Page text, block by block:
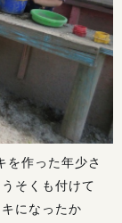
を作った年少さ
そくも付けて
になったか